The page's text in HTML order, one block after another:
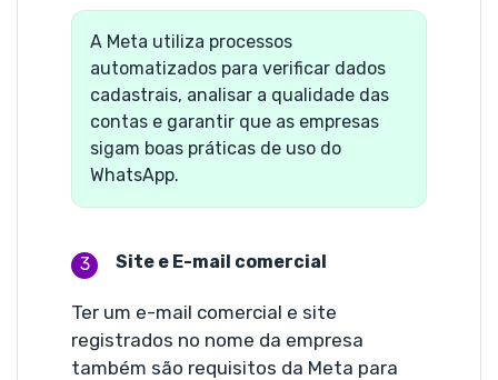
A Meta utiliza processos
automatizados para verificar dados
cadastrais, analisar a qualidade das
contas e garantir que as empresas
sigam boas práticas de uso do
WhatsApp.
Site e E-mail comercial
Ter um e-mail comercial e site
registrados no nome da empresa
também são requisitos da Meta para